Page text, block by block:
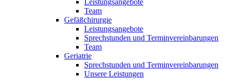
Leistungsangebote
Team
Gefäßchirurgie
Leistungsangebote
Sprechstunden und Terminvereinbarungen
Team
Geriatrie
Sprechstunden und Terminvereinbarungen
Unsere Leistungen